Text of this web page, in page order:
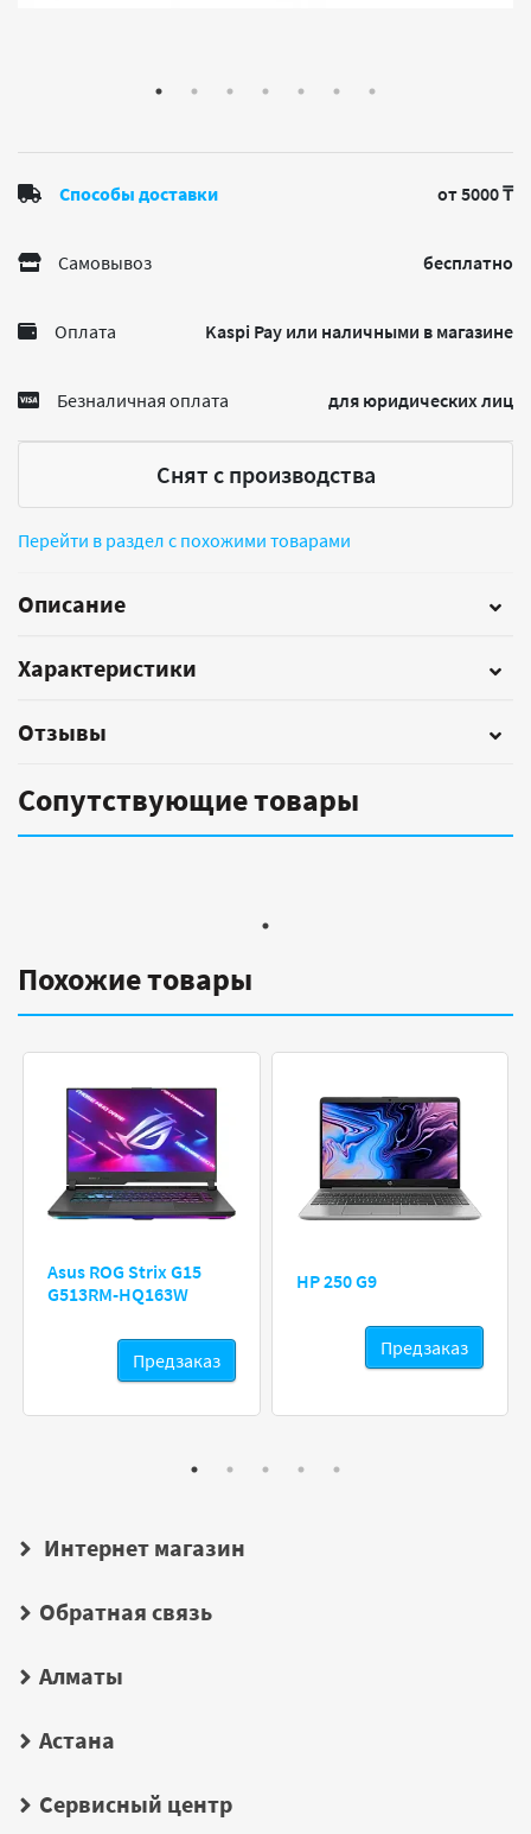
Способы доставки от 5000 ₸
Самовывоз бесплатно
Оплата Kaspi Pay или наличными в магазине
Безналичная оплата для юридических лиц
Снят с производства
Перейти в раздел с похожими товарами
Описание
Характеристики
Отзывы
Сопутствующие товары
Похожие товары
Asus ROG Strix G15
G513RM-HQ163W
Предзаказ
HP 250 G9
Предзаказ
Интернет магазин
Обратная связь
Алматы
Астана
Сервисный центр